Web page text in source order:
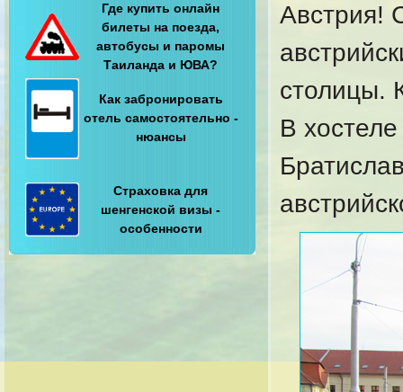
Где купить онлайн
билеты на поезда,
автобусы и паромы
Таиланда и ЮВА?
Как забронировать
отель самостоятельно -
нюансы
Страховка для
шенгенской визы -
особенности
Австрия!
столицы.
В